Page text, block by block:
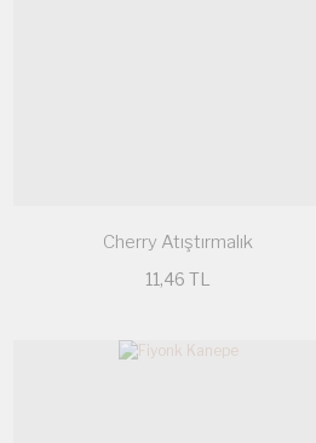
Cherry Atıştırmalık
11,46 TL